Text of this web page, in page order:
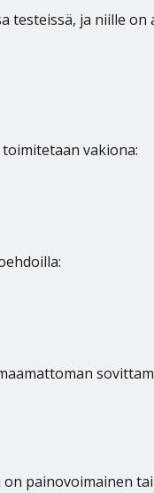
testeissä, ja niille
vakiona:
painovoimainen